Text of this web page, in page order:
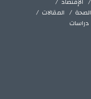
الصحة
المقالات
دراسات